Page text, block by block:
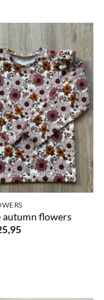
autumn flowers
Prijsklasse: